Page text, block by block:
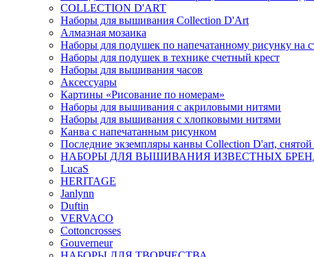
COLLECTION D'ART
Наборы для вышивания Collection D'Art
Алмазная мозаика
Наборы для подушек по напечатанному рисунку на
Наборы для подушек в технике счетный крест
Наборы для вышивания часов
Аксессуары
Картины «Рисование по номерам»
Наборы для вышивания с акриловыми нитями
Наборы для вышивания с хлопковыми нитями
Канва с напечатанным рисунком
Последние экземпляры канвы Collection D'art,
НАБОРЫ ДЛЯ ВЫШИВАНИЯ ИЗВЕСТНЫХ
LucaS
HERITAGE
Janlynn
Duftin
VERVACO
Cottoncrosses
Gouverneur